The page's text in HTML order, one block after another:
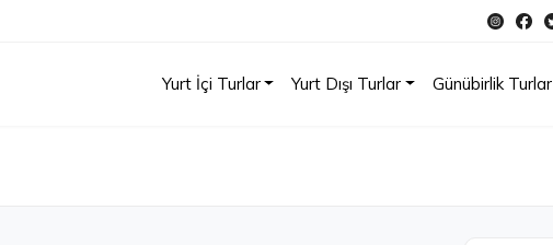
Yurt İçi Turlar Yurt Dışı Turlar Günübirlik Turlar